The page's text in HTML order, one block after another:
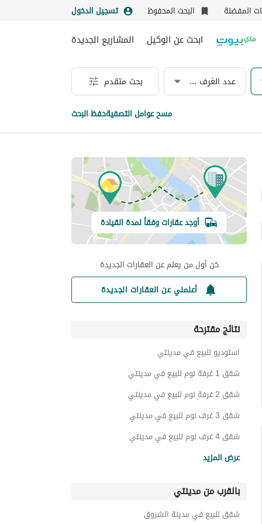
المفضلة البحث المحفوظ تسجيل الدخول
ابحث عن الوكيل المشاريع الجديدة
عدد الغرف & الحمامات بحث متقدم
مسح عوامل التصفيةحفظ البحث
أوجد عقارات وفقاً لمدة القيادة
كن أول من يعلم عن العقارات الجديدة
أعلمني عن العقارات الجديدة
نتائج مقترحة
استوديو للبيع في مدينتي
شقق 1 غرفة نوم للبيع في مدينتي
شقق 2 غرفة نوم للبيع في مدينتي
شقق 3 غرف نوم للبيع في مدينتي
شقق 4 غرف نوم للبيع في مدينتي
توين هاوس للبيع في مدينتي
غرف للبيع في مدينتي
عرض المزيد
بالقرب من مدينتي
شقق للبيع في مدينة الشروق